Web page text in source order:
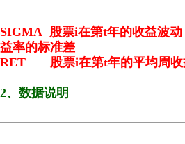
SIGMA 股票i在第t年的收益波
益率的标准差
RET 股票i在第t年的平均周收
2、数据说明